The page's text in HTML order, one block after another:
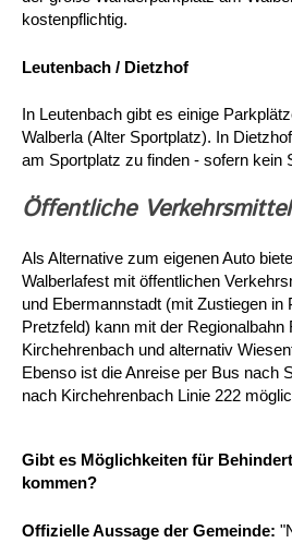
kostenpflichtig.
Leutenbach / Dietzhof
In Leutenbach gibt es einige
Walberla (Alter Sportplatz). In
am Sportplatz zu finden - sofern kein
Öffentliche
Als Alternative zum eigenen Auto
Walberlafest mit öffentlichen
und Ebermannstadt (mit Zustiegen in
Pretzfeld) kann mit der Regionalbahn
Kirchehrenbach und alternativ
Ebenso ist die Anreise per Bus nach
nach Kirchehrenbach Linie 222
Gibt es Möglichkeiten für
kommen?
Offizielle Aussage der Gemeinde: